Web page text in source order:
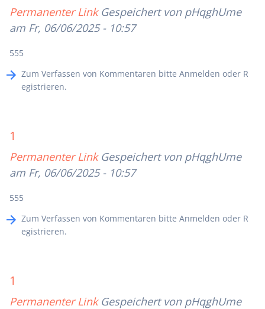
Permanenter Link Gespeichert von pHqghUme
am Fr, 06/06/2025 - 10:57
555
Zum Verfassen von Kommentaren bitte Anmelden oder R
egistrieren.
1
Permanenter Link Gespeichert von pHqghUme
am Fr, 06/06/2025 - 10:57
555
Zum Verfassen von Kommentaren bitte Anmelden oder R
egistrieren.
1
Permanenter Link Gespeichert von pHqghUme